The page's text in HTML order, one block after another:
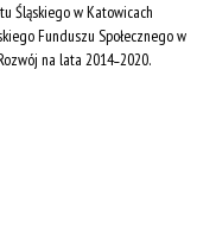
Śląskiego w Katowicach
Funduszu Społecznego w
na lata 2014˗2020.